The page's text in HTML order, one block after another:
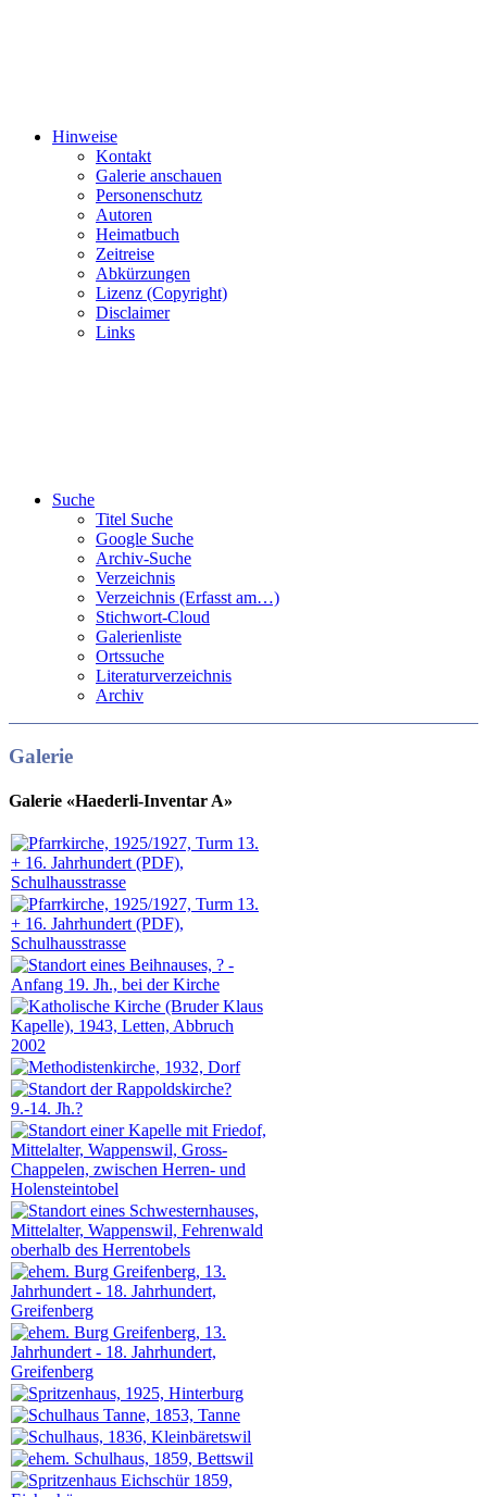
Hinweise
Kontakt
Galerie anschauen
Personenschutz
Autoren
Heimatbuch
Zeitreise
Abkürzungen
Lizenz (Copyright)
Disclaimer
Links
Suche
Titel Suche
Google Suche
Archiv-Suche
Verzeichnis
Verzeichnis (Erfasst am…)
Stichwort-Cloud
Galerienliste
Ortssuche
Literaturverzeichnis
Archiv
Galerie
Galerie «Haederli-Inventar A»